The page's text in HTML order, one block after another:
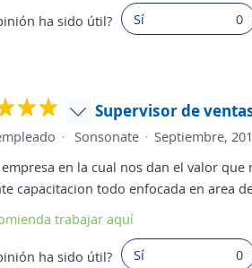
ha sido útil? Sí 0
Supervisor de
Sonsonate
Septiembre,
empresa en la cual nos dan el valor
capacitacion todo enfocada en area
trabajar aquí
ha sido útil? Sí 0